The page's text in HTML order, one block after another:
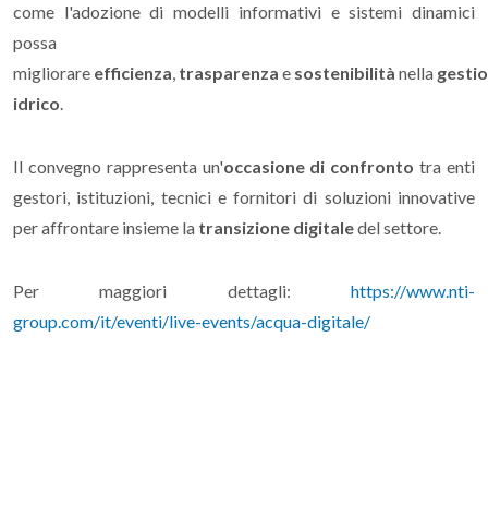
come l'adozione di modelli informativi e sistemi dinamici
possa
migliorare efficienza, trasparenza e sostenibilità nella
idrico.
Il convegno rappresenta un'occasione di confronto tra enti
gestori, istituzioni, tecnici e fornitori di soluzioni innovative
per affrontare insieme la transizione digitaledel settore.
Per maggiori dettagli: https://www.nti-
group.com/it/eventi/live-events/acqua-digitale/